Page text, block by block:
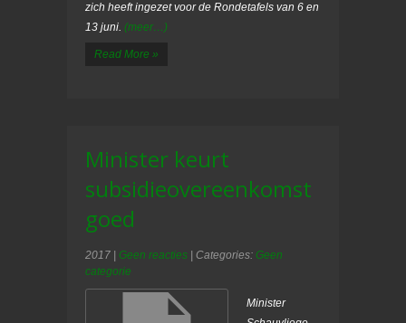
zich heeft ingezet voor de Rondetafels van 6 en
13 juni. (meer…)
Read More »
Minister keurt
subsidieovereenkomst
goed
2017 Geen reacties | Categories: Geen
categorie
Minister